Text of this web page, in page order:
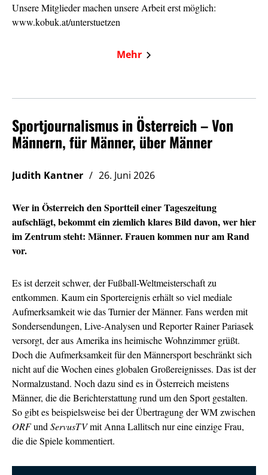
Unsere Mitglieder machen unsere Arbeit erst möglich:
www.kobuk.at/unterstuetzen
Mehr
Sportjournalismus in Österreich – Von
Männern, für Männer, über Männer
Judith Kantner 26. Juni 2026
Wer in Österreich den Sportteil einer Tageszeitung
aufschlägt, bekommt ein ziemlich klares Bild davon, wer hier
im Zentrum steht: Männer. Frauen kommen nur am Rand
vor.
Es ist derzeit schwer, der Fußball-Weltmeisterschaft zu
entkommen. Kaum ein Sportereignis erhält so viel mediale
Aufmerksamkeit wie das Turnier der Männer. Fans werden mit
Sondersendungen, Live-Analysen und Reporter Rainer Pariasek
versorgt, der aus Amerika ins heimische Wohnzimmer grüßt.
Doch die Aufmerksamkeit für den Männersport beschränkt sich
nicht auf die Wochen eines globalen Großereignisses. Das ist der
Normalzustand. Noch dazu sind es in Österreich meistens
Männer, die die Berichterstattung rund um den Sport gestalten.
So gibt es beispielsweise bei der Übertragung der WM zwischen
ORFund ServusTVmit Anna Lallitsch nur eine einzige Frau,
die die Spiele kommentiert.